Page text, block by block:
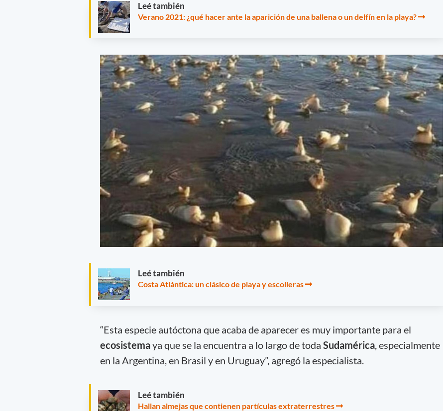
Leé también
Verano 2021: ¿qué hacer ante la aparición de una ballena o un delfín en la playa?
Leé también
Costa Atlántica: un clásico de playa y escolleras
“Esta especie autóctona que acaba de aparecer es muy importante para el
ecosistemaya que se la encuentra a lo largo de toda Sudamérica, especialmente
en la Argentina, en Brasil y en Uruguay”, agregó la especialista.
Leé también
Hallan almejas que contienen partículas extraterrestres